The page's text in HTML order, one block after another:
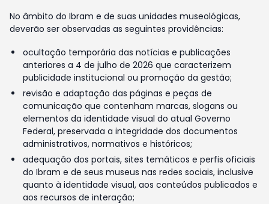
No âmbito do Ibram e de suas unidades museológicas,
deverão ser observadas as seguintes providências:
ocultação temporária das notícias e publicações
anteriores a 4 de julho de 2026 que caracterizem
publicidade institucional ou promoção da gestão;
revisão e adaptação das páginas e peças de
comunicação que contenham marcas, slogans ou
elementos da identidade visual do atual Governo
Federal, preservada a integridade dos documentos
administrativos, normativos e históricos;
adequação dos portais, sites temáticos e perfis oficiais
do Ibram e de seus museus nas redes sociais, inclusive
quanto à identidade visual, aos conteúdos publicados e
aos recursos de interação;